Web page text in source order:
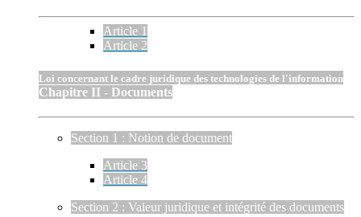
Article 1
Article 2
Loi concernant le cadre juridique des technologies de l'information
Chapitre II - Documents
Section 1 : Notion de document
Article 3
Article 4
Section 2 : Valeur juridique et intégrité des documents